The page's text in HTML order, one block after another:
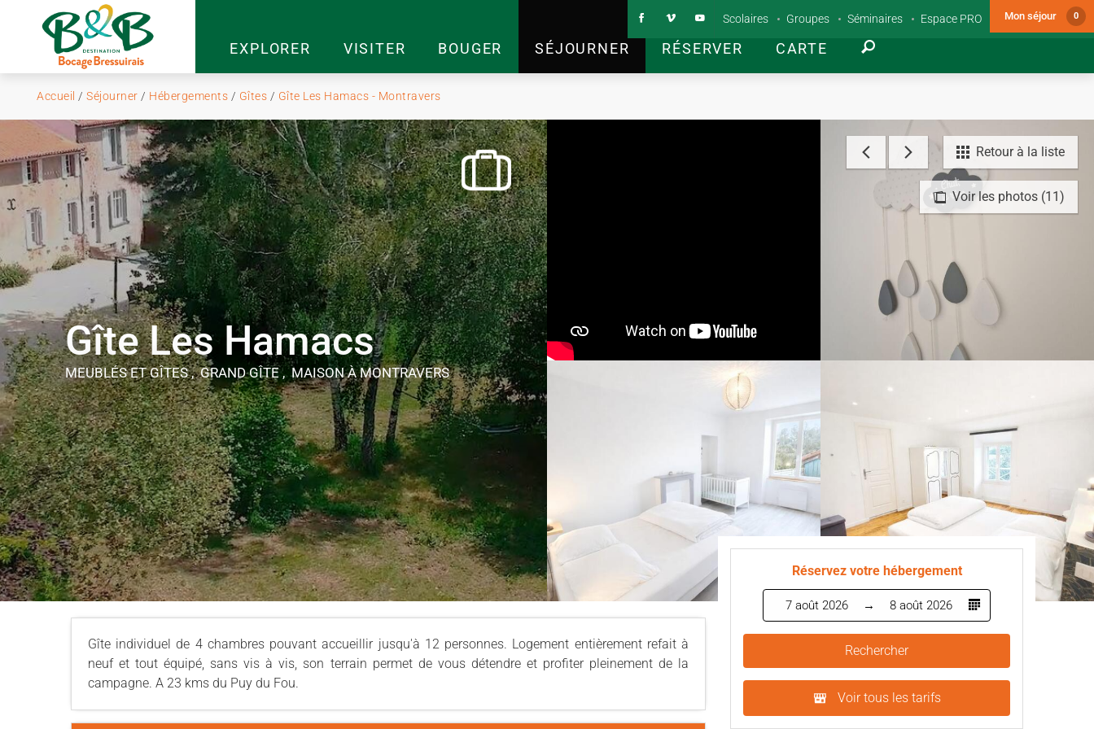
EXPLORER VISITER BOUGER SÉJOURNER RÉSERVER CARTE
Scolaires Groupes Séminaires Espace PRO Mon séjour 0
Accueil / Séjourner / Hébergements / Gîtes / Gîte Les Hamacs - Montravers
Voir les photos (11)
Retour à la liste
Gîte Les Hamacs
MEUBLÉS ET GÎTES , GRAND GÎTE , MAISONÀ MONTRAVERS
Gîte individuel de 4 chambres pouvant accueillir jusqu'à 12 personnes. Logement entièrement refait à
neuf et tout équipé, sans vis à vis, son terrain permet de vous détendre et profiter pleinement de la
campagne. A 23 kms du Puy du Fou.
Réservez votre hébergement
7 août 2026 8 août 2026
Rechercher
Voir tous les tarifs